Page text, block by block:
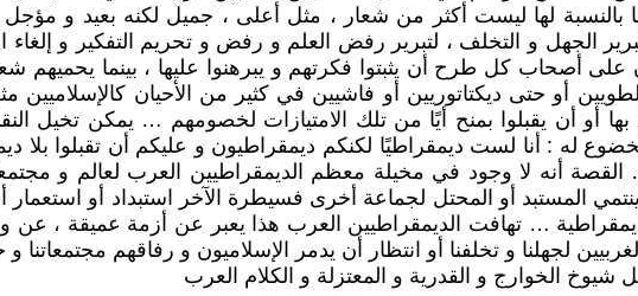
بالنسبة لها ليست أكثر من شعار ، مثل أعلى ، جميل لكنه بعيد و
الجهل و التخلف ، لتبرير رفض العلم و رفض و تحريم التفكير و
أصحاب كل طرح أن يثبتوا فكرتهم و يبرهنوا عليها ، بينما يحميهم
أو حتى ديكتاتوريين أو فاشيين في كثير من الأحيان كالإسلاميين
بها أو أن يقبلوا بمنح أيًا من تلك الامتيازات لخصومهم … يمكن
له : أنا لست ديمقراطيًا لكنكم ديمقراطيون و عليكم أن تقبلوا بلا
أنه لا وجود في مخيلة معظم الديمقراطيين العرب لعالم و
المستبد أو المحتل لجماعة أخرى فسيطرة الآخر استبداد أو استعمار
… تهافت الديمقراطيين العرب هذا يعبر عن أزمة عميقة ، عن
لجهلنا و تخلفنا أو انتظار أن يدمر الإسلاميون و رفاقهم
الخوارج و القدرية و المعتزلة و الكلام العرب